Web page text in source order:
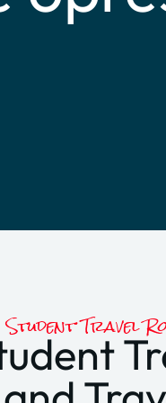
Student Travel